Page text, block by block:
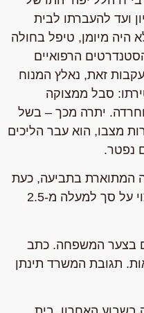
ועד להעברתו לבית
היה מיומן, טיפל בחולה
הרפואיים
זאת, נאלץ המנוח
סבל ממצוקה
יתרה מכך – בשל
מצבו, הוא עבר הליכים
נפטר.
המתוארת בתביעה, כעת
משפחתו של המנוח דורשת פיצוי על סך למעלה מ-2.5
בצער המשפחה. כתב
תגובת המשרד תינתן